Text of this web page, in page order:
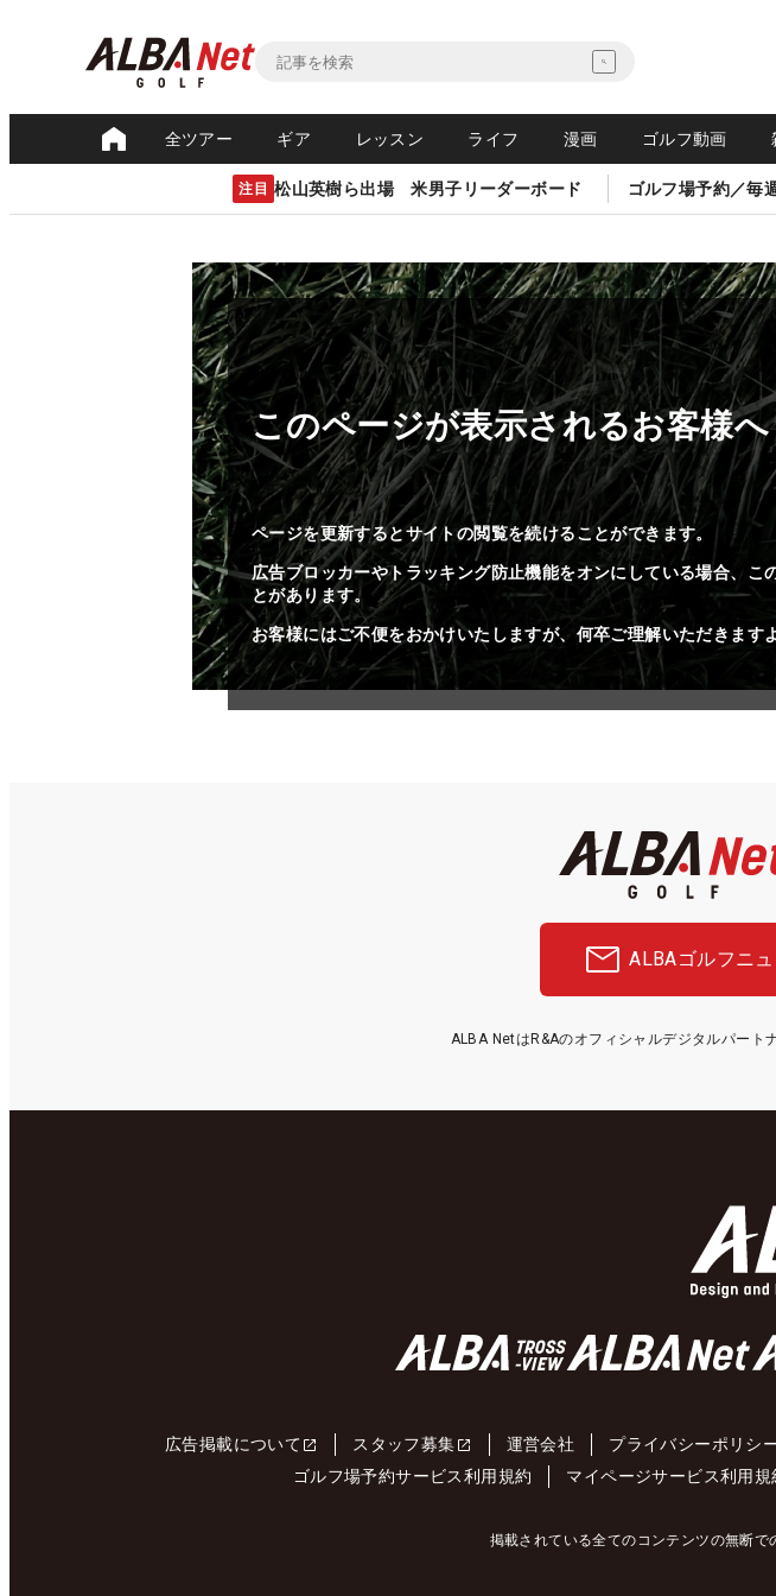
全ツアー ギア レッスン ライフ 漫画 ゴルフ動画
注目 松山英樹ら出場 米男子リーダーボード ゴルフ場予約／毎
このページが表示されるお客様へ
ページを更新するとサイトの閲覧を続けることができます。
広告ブロッカーやトラッキング防止機能をオンにしている場合、こ
とがあります。
お客様にはご不便をおかけいたしますが、何卒ご理解いただきます
ALBAゴルフニ
ALBA NetはR&Aのオフィシャルデジタルパート
広告掲載について スタッフ募集 運営会社 プライバシーポリシ
ゴルフ場予約サービス利用規約
マイページサービス利用規
掲載されている全てのコンテンツの無断